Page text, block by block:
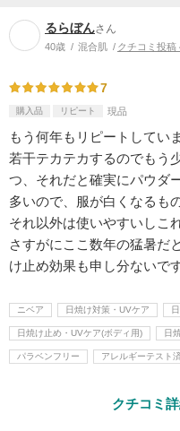
るらぼんさん
40歳 混合肌 クチコミ投稿
7
購入品 リピート 現品
もう何年もリピートしてい
若干テカテカするのでもう
つ、それだと確実にパウダ
多いので、服が白くなるも
それ以外は使いやすいしこ
さすがにここ数年の猛暑だ
け止め効果も申し分ないです
ニベア 日焼け対策・UVケア
日焼け止め・UVケア(ボディ用) 日
パラベンフリー アレルギーテスト
クチコミ